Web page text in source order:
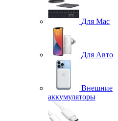
Для Mac
Для Авто
Внешние
аккумуляторы